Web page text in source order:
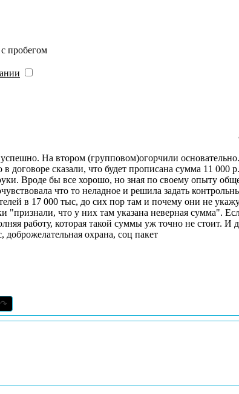
пробегом
На втором (групповом)огорчили
договоре сказали, что будет прописана сумма 11
Вроде бы все хорошо, но зная по своему опыту
в 17 000 тыс, до сих пор там и почему они не
"признали, что у них там указана неверная сумма".
11 ю
охрана, соц пакет
↷